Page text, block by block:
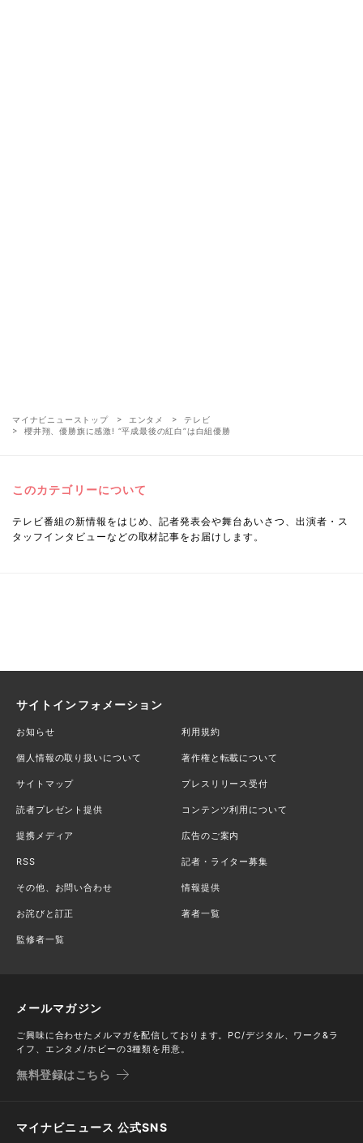
マイナビニューストップ エンタメ
テレビ
櫻井翔、優勝旗に感激! “平成最後の紅白”は白組優勝
このカテゴリーについて
テレビ番組の新情報をはじめ、記者発表会や舞台あいさつ、出演者・ス
タッフインタビューなどの取材記事をお届けします。
サイトインフォメーション
お知らせ 利用規約
個人情報の取り扱いについて 著作権と転載について
サイトマップ プレスリリース受付
読者プレゼント提供 コンテンツ利用について
提携メディア 広告のご案内
RSS 記者・ライター募集
その他、お問い合わせ 情報提供
お詫びと訂正 著者一覧
監修者一覧
メールマガジン
ご興味に合わせたメルマガを配信しております。PC/デジタル、ワーク&ラ
イフ、エンタメ/ホビーの3種類を用意。
無料登録はこちら
マイナビニュース 公式SNS